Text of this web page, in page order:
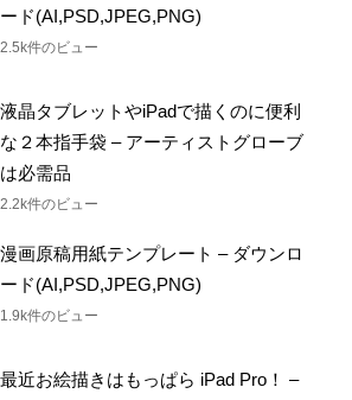
ード(AI,PSD,JPEG,PNG)
2.5k件のビュー
液晶タブレットやiPadで描くのに便利
な２本指手袋 – アーティストグローブ
は必需品
2.2k件のビュー
漫画原稿用紙テンプレート – ダウンロ
ード(AI,PSD,JPEG,PNG)
1.9k件のビュー
最近お絵描きはもっぱら iPad Pro！ –